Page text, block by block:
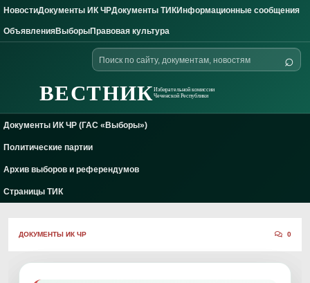
Skip to content
НовостиДокументы ИК ЧРДокументы ТИКИнформационные сообщения
ОбъявленияВыборыПравовая культура
ВЕСТНИКИзбирательной комиссии
Чеченской Республики
Поиск
по
⌕
Документы ИК ЧР (ГАС «Выборы»)
Политические партии
Архив выборов и референдумов
Страницы ТИК
ДОКУМЕНТЫ ИК ЧР 0